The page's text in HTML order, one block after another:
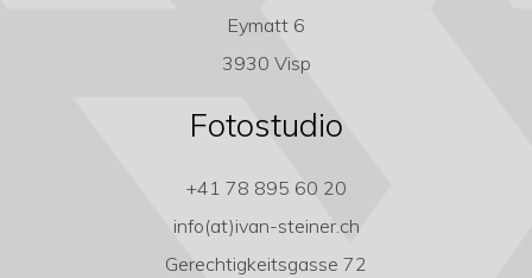
Eymatt 6
3930 Visp
Fotostudio
+41 78 895 60 20
info(at)ivan-steiner.ch
Gerechtigkeitsgasse 72